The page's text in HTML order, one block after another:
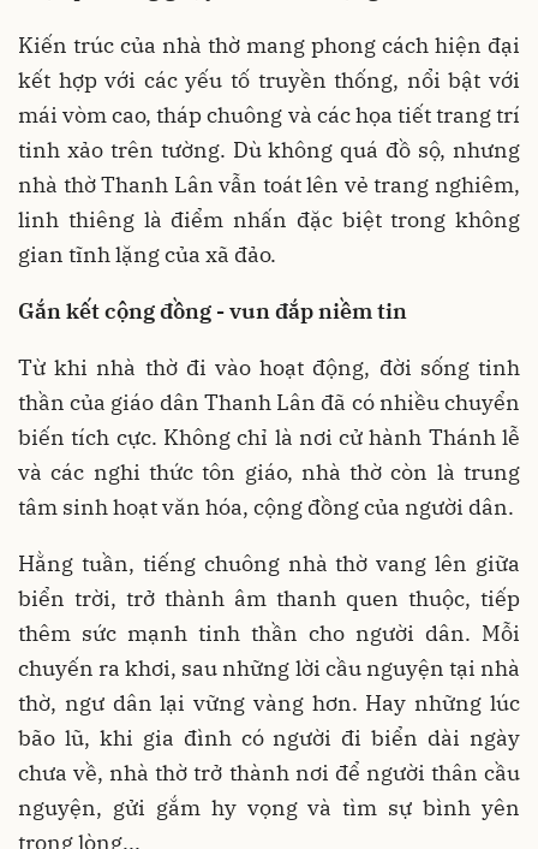
Kiến trúc của nhà thờ mang phong cách hiện đại
kết hợp với các yếu tố truyền thống, nổi bật với
mái vòm cao, tháp chuông và các họa tiết trang trí
tinh xảo trên tường. Dù không quá đồ sộ, nhưng
nhà thờ Thanh Lân vẫn toát lên vẻ trang nghiêm,
linh thiêng là điểm nhấn đặc biệt trong không
gian tĩnh lặng của xã đảo.
Gắn kết cộng đồng - vun đắp niềm tin
Từ khi nhà thờ đi vào hoạt động, đời sống tinh
thần của giáo dân Thanh Lân đã có nhiều chuyển
biến tích cực. Không chỉ là nơi cử hành Thánh lễ
và các nghi thức tôn giáo, nhà thờ còn là trung
tâm sinh hoạt văn hóa, cộng đồng của người dân.
Hằng tuần, tiếng chuông nhà thờ vang lên giữa
biển trời, trở thành âm thanh quen thuộc, tiếp
thêm sức mạnh tinh thần cho người dân. Mỗi
chuyến ra khơi, sau những lời cầu nguyện tại nhà
thờ, ngư dân lại vững vàng hơn. Hay những lúc
bão lũ, khi gia đình có người đi biển dài ngày
chưa về, nhà thờ trở thành nơi để người thân cầu
nguyện, gửi gắm hy vọng và tìm sự bình yên
trong lòng...